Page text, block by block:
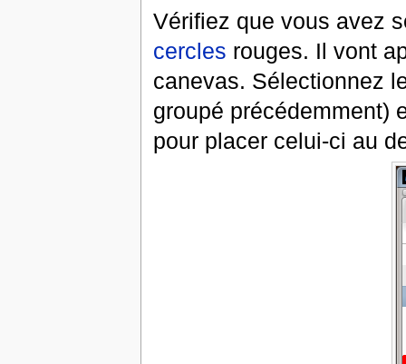
Vérifiez que vous avez
cercles rouges. Il vont
canevas. Sélectionnez
groupé précédemment)
pour placer celui-ci au